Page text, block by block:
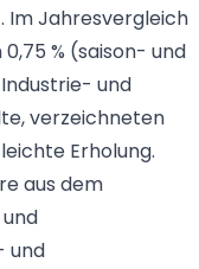
Im Jahresvergleich
% (saison- und
und
verzeichneten
Erholung.
aus dem
und